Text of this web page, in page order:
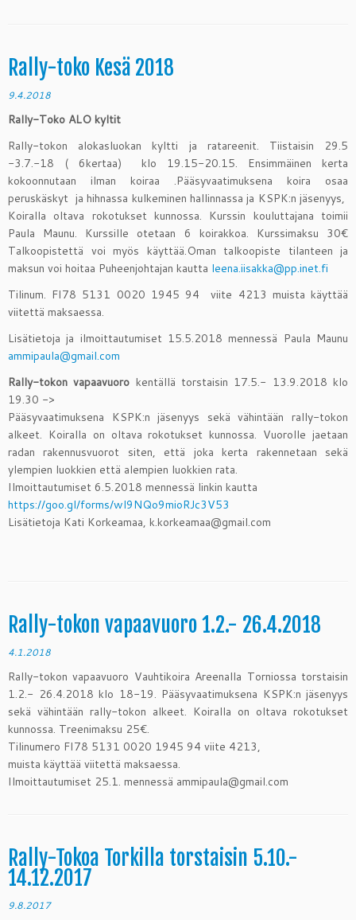
Rally-toko Kesä 2018
9.4.2018
Rally-Toko ALO kyltit
Rally-tokon alokasluokan kyltti ja ratareenit. Tiistaisin 29.5
-3.7.-18 ( 6kertaa) klo 19.15-20.15. Ensimmäinen kerta
kokoonnutaan ilman koiraa .Pääsyvaatimuksena koira osaa
peruskäskyt ja hihnassa kulkeminen hallinnassa ja KSPK:n jäsenyys,
Koiralla oltava rokotukset kunnossa. Kurssin kouluttajana toimii
Paula Maunu. Kurssille otetaan 6 koirakkoa. Kurssimaksu 30€
Talkoopistettä voi myös käyttää.Oman talkoopiste tilanteen ja
maksun voi hoitaa Puheenjohtajan kautta leena.iisakka@pp.inet.fi
Tilinum. FI78 5131 0020 1945 94 viite 4213 muista käyttää
viitettä maksaessa.
Lisätietoja ja ilmoittautumiset 15.5.2018 mennessä Paula Maunu
ammipaula@gmail.com
Rally-tokon vapaavuoro kentällä torstaisin 17.5.- 13.9.2018 klo
19.30 ->
Pääsyvaatimuksena KSPK:n jäsenyys sekä vähintään rally-tokon
alkeet. Koiralla on oltava rokotukset kunnossa. Vuorolle jaetaan
radan rakennusvuorot siten, että joka kerta rakennetaan sekä
ylempien luokkien että alempien luokkien rata.
Ilmoittautumiset 6.5.2018 mennessä linkin kautta
https://goo.gl/forms/wl9NQo9mioRJc3V53
Lisätietoja Kati Korkeamaa, k.korkeamaa@gmail.com
Rally-tokon vapaavuoro 1.2.- 26.4.2018
4.1.2018
Rally-tokon vapaavuoro Vauhtikoira Areenalla Torniossa torstaisin
1.2.- 26.4.2018 klo 18-19. Pääsyvaatimuksena KSPK:n jäsenyys
sekä vähintään rally-tokon alkeet. Koiralla on oltava rokotukset
kunnossa. Treenimaksu 25€.
Tilinumero FI78 5131 0020 1945 94 viite 4213,
muista käyttää viitettä maksaessa.
Ilmoittautumiset 25.1. mennessä ammipaula@gmail.com
Rally-Tokoa Torkilla torstaisin 5.10.-
14.12.2017
9.8.2017